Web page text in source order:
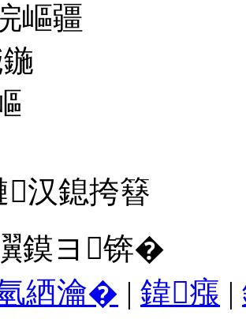
嶇疆
汉鎴挎簮
鏌ヨ锛�
綇瀹� | 鍏瘬 |